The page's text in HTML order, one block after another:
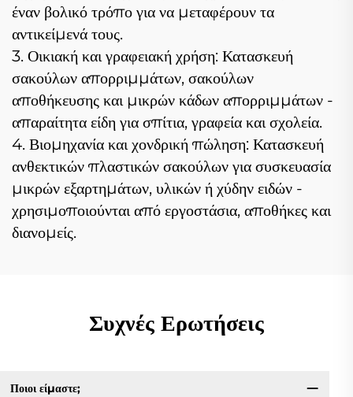
έναν βολικό τρόπο για να μεταφέρουν τα
αντικείμενά τους.
3. Οικιακή και γραφειακή χρήση: Κατασκευή
σακούλων απορριμμάτων, σακούλων
αποθήκευσης και μικρών κάδων απορριμμάτων -
απαραίτητα είδη για σπίτια, γραφεία και σχολεία.
4. Βιομηχανία και χονδρική πώληση: Κατασκευή
ανθεκτικών πλαστικών σακούλων για συσκευασία
μικρών εξαρτημάτων, υλικών ή χύδην ειδών -
χρησιμοποιούνται από εργοστάσια, αποθήκες και
διανομείς.
Συχνές Ερωτήσεις
Ποιοι είμαστε;